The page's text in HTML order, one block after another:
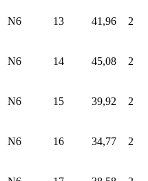
N6 13 41,96 2
N6 14 45,08 2
N6 15 39,92 2
N6 16 34,77 2